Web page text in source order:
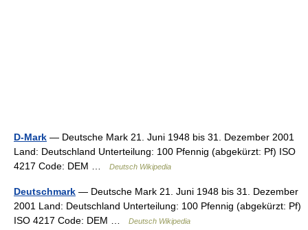
D-Mark — Deutsche Mark 21. Juni 1948 bis 31. Dezember 2001
Land: Deutschland Unterteilung: 100 Pfennig (abgekürzt: Pf) ISO
4217 Code: DEM …
Deutsch Wikipedia
Deutschmark — Deutsche Mark 21. Juni 1948 bis 31. Dezember
2001 Land: Deutschland Unterteilung: 100 Pfennig (abgekürzt: Pf)
ISO 4217 Code: DEM …
Deutsch Wikipedia